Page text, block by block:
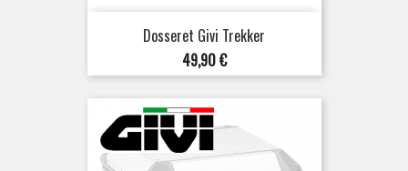
Dosseret Givi Trekker
Prix
49,90 €